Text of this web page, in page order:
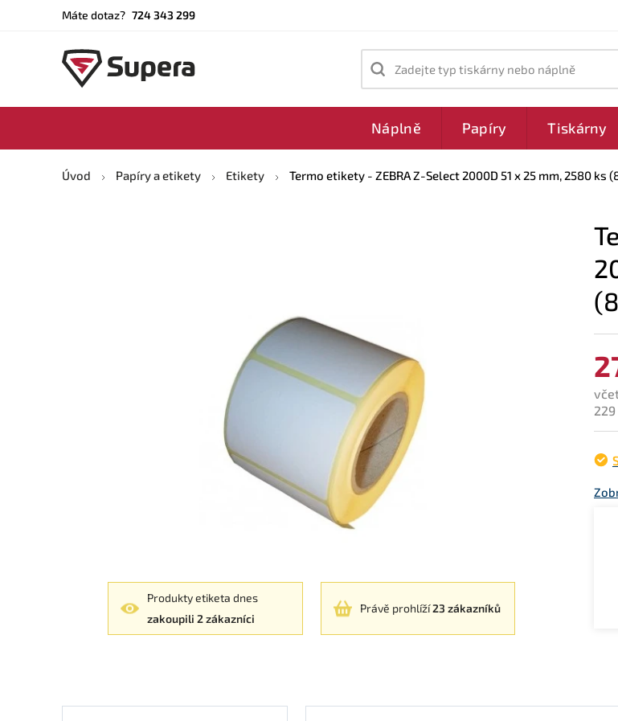
Máte dotaz? 724 343 299
Zadejte typ tiskárny nebo náplně
Náplně Papíry Tiskárny
Úvod Papíry a etikety Etikety Termo etikety - ZEBRA Z-Select 2000D 51 x 25 mm, 2580
Produkty etiketa dnes
zakoupili 2 zákazníci
Právě prohlíží23 zákazníků
229